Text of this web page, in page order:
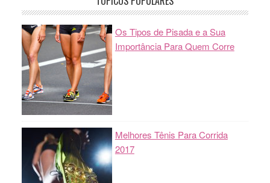
Os Tipos de Pisada e a Sua
Importância Para Quem Corre
Melhores Tênis Para Corrida
2017